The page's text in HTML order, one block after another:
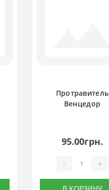
Протравитель
Венцедор
95.00грн.
- +